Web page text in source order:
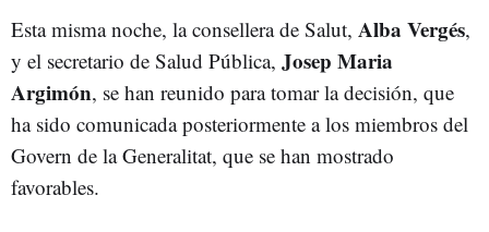
Esta misma noche, la consellera de Salut, Alba Vergés,
y el secretario de Salud Pública, Josep Maria
Argimón, se han reunido para tomar la decisión, que
ha sido comunicada posteriormente a los miembros del
Govern de la Generalitat, que se han mostrado
favorables.